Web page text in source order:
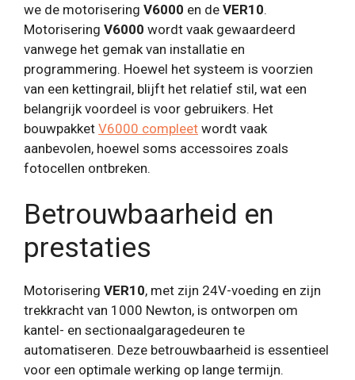
we de motorisering V6000 en de VER10.
Motorisering V6000 wordt vaak gewaardeerd
vanwege het gemak van installatie en
programmering. Hoewel het systeem is voorzien
van een kettingrail, blijft het relatief stil, wat een
belangrijk voordeel is voor gebruikers. Het
bouwpakket V6000 compleet wordt vaak
aanbevolen, hoewel soms accessoires zoals
fotocellen ontbreken.
Betrouwbaarheid en
prestaties
Motorisering VER10, met zijn 24V-voeding en zijn
trekkracht van 1000 Newton, is ontworpen om
kantel- en sectionaalgaragedeuren te
automatiseren. Deze betrouwbaarheid is essentieel
voor een optimale werking op lange termijn.